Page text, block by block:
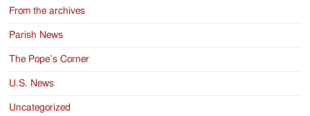
From the archives
Parish News
The Pope’s Corner
U.S. News
Uncategorized